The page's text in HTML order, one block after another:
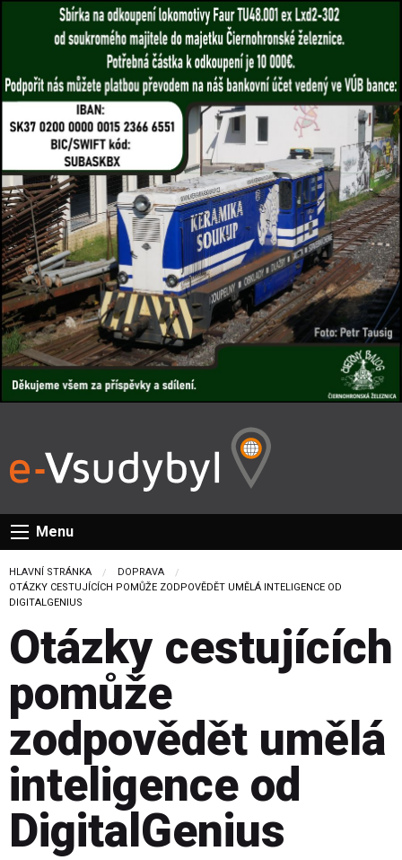
Menu
HLAVNÍ STRÁNKA
DOPRAVA
CURRENT:
OTÁZKY CESTUJÍCÍCH POMŮŽE ZODPOVĚDĚT UMĚLÁ INTELIGENCE OD
DIGITALGENIUS
Otázky cestujících
pomůže
zodpovědět umělá
inteligence od
DigitalGenius